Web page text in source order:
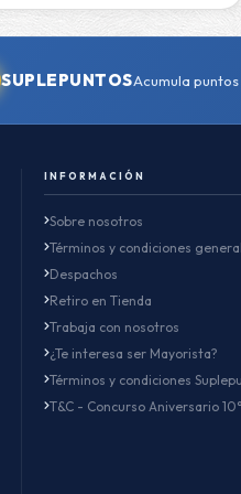
SUPLEPUNTOSAcumula
INFORMACIÓN
Sobre nosotros
Términos y condiciones
Despachos
Retiro en Tienda
Trabaja con nosotros
¿Te interesa ser Mayorista?
Términos y condiciones
T&C - Concurso Aniversario 10°